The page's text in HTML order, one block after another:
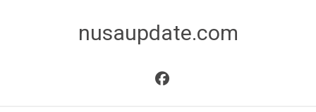
nusaupdate.com